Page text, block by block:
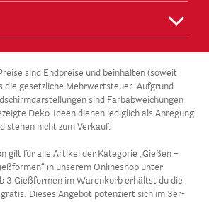
sind Endpreise und beinhalten (soweit
die gesetzliche Mehrwertsteuer. Aufgrund
sind Farbabweichungen
Deko-Ideen dienen lediglich als Anregung
stehen nicht zum Verkauf.
gilt für alle Artikel der Kategorie „Gießen –
in unserem Onlineshop unter
3 Gießformen im Warenkorb erhältst du die
Dieses Angebot potenziert sich im 3er-